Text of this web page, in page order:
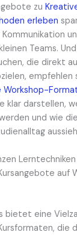
zu
erleben
Teams.
die direkt
empfehlen
Workshop-
klar darstellen,
und wie die
auf
bietet eine
die